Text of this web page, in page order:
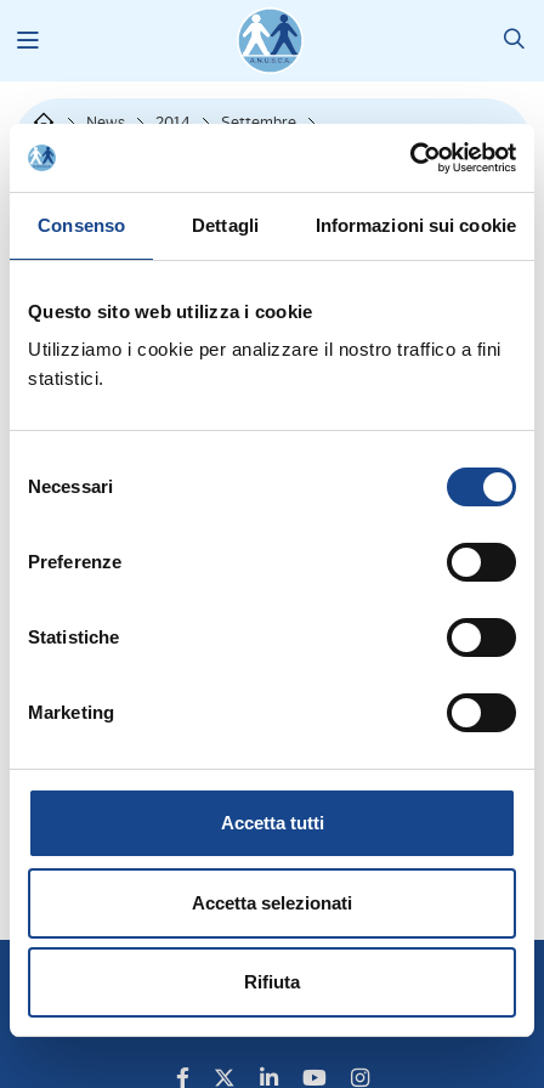
Consenso Dettagli Informazioni sui cookie
Questo sito web utilizza i cookie
Utilizziamo i cookie per analizzare il nostro traffico a fini
statistici.
delNecessari
Preferenze
Statistiche
Marketing
Accetta tutti
Accetta selezionati
Rifiuta
News 2014
Settembre
A.N.U.S.C.A. XXXIV Convegno Nazionale - Abano Terme, 24-28
novembre 2014.
oggetto:"A.N.U.S.C.A. XXXIV Convegno Nazionale - Abano Terme,
A.N.U.S.C.A.